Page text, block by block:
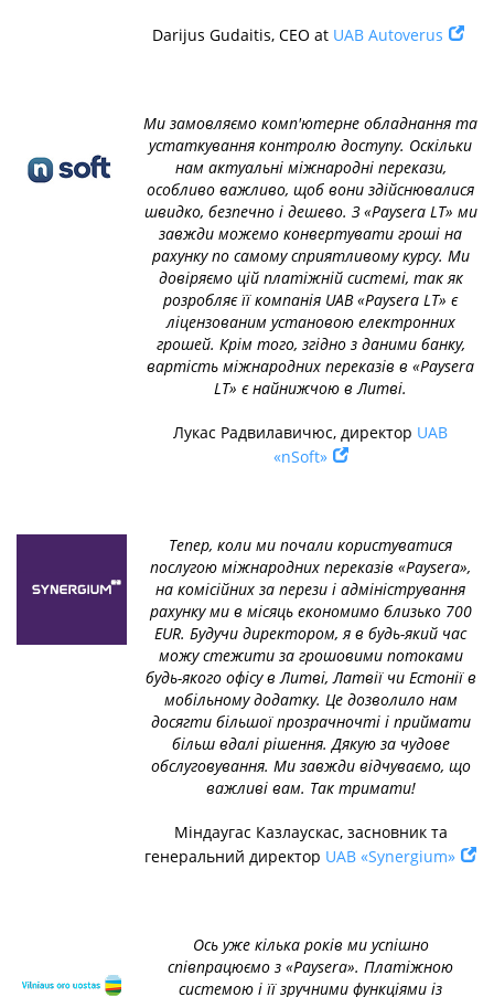
Darijus Gudaitis, CEO at UAB Autoverus
Ми замовляємо комп'ютерне обладнання та
устаткування контролю доступу. Оскільки
нам актуальні міжнародні перекази,
особливо важливо, щоб вони здійснювалися
швидко, безпечно і дешево. З «Paysera LT» ми
завжди можемо конвертувати гроші на
рахунку по самому сприятливому курсу. Ми
довіряємо цій платіжній системі, так як
розробляє її компанія UAB «Paysera LT» є
ліцензованим установою електронних
грошей. Крім того, згідно з даними банку,
вартість міжнародних переказів в «Paysera
LT» є найнижчою в Литві.
Лукас Радвилавичюс, директор UAB
«nSoft»
Тепер, коли ми почали користуватися
послугою міжнародних переказів «Paysera»,
на комісійних за перези і адміністрування
рахунку ми в місяць економимо близько 700
EUR. Будучи директором, я в будь-який час
можу стежити за грошовими потоками
будь-якого офісу в Литві, Латвії чи Естонії в
мобільному додатку. Це дозволило нам
досягти більшої прозрачночті і приймати
більш вдалі рішення. Дякую за чудове
обслуговування. Ми завжди відчуваємо, що
важливі вам. Так тримати!
Міндаугас Казлаускас, засновник та
генеральний директор UAB «Synergium»
Ось уже кілька років ми успішно
співпрацюємо з «Paysera». Платіжною
системою і її зручними функціями із